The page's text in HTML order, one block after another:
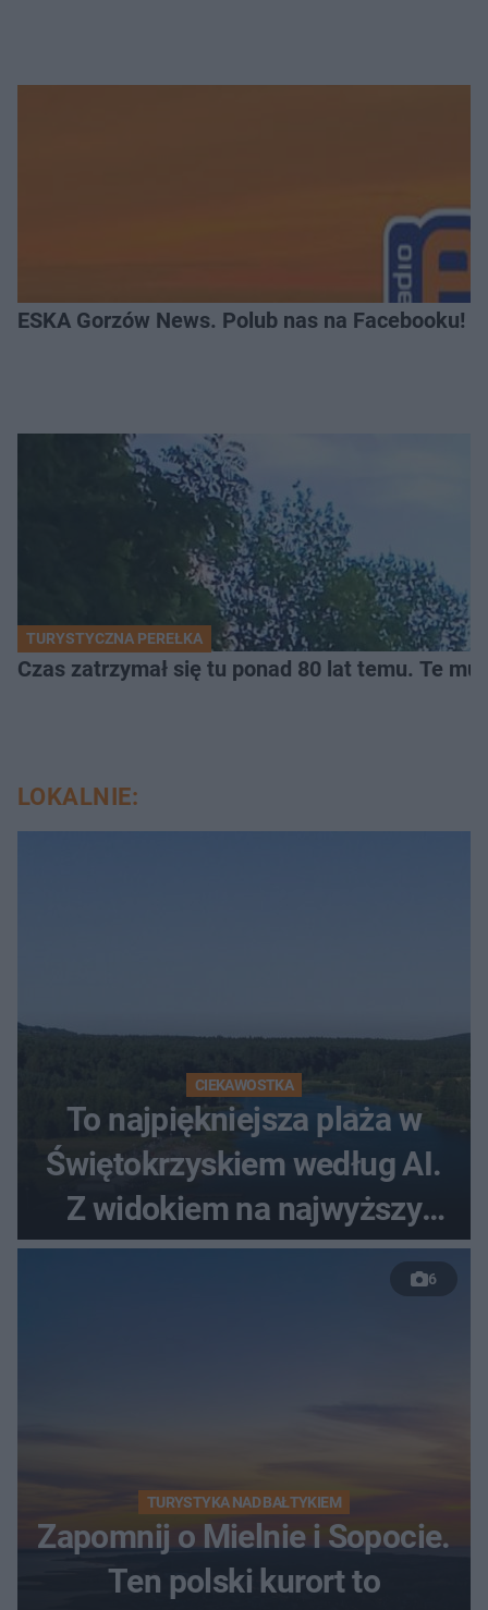
ESKA Gorzów News. Polub nas na Facebooku!
TURYSTYCZNA PEREŁKA
Czas zatrzymał się tu ponad 80 lat temu. Te
LOKALNIE:
CIEKAWOSTKA
To najpiękniejsza plaża w
Świętokrzyskiem według AI.
Z widokiem na najwyższy
szczyt Gór Świętokrzyskich
6
TURYSTYKA NAD BAŁTYKIEM
Zapomnij o Mielnie i Sopocie.
Ten polski kurort to